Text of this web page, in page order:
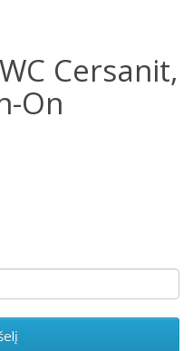
Cersanit,
On